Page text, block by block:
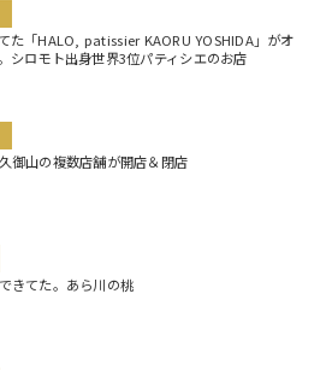
た「HALO, patissier KAORU YOSHIDA」がオ
シロモト出身世界3位パティシエのお店
御山の複数店舗が開店＆閉店
きてた。あら川の桃